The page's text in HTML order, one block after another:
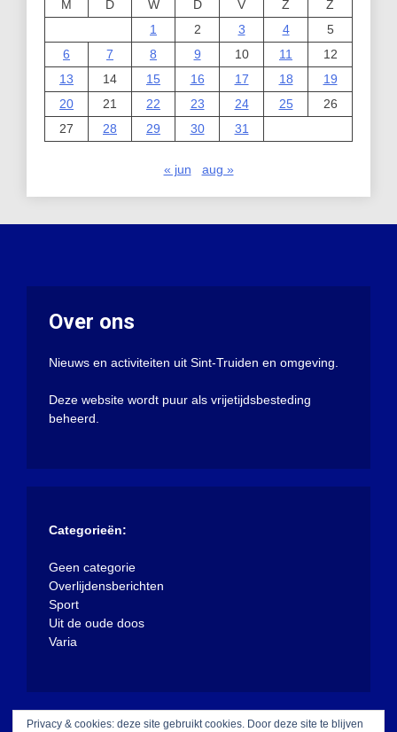
M
D W D V Z
Z
1
2 3 4
5
6
7 8 9 10 11
12
13
14 15 16 17 18
19
20
21 22 23 24 25
26
27
28 29 30 31
« jun aug »
Over ons
Nieuws en activiteiten uit Sint-Truiden en omgeving.
Deze website wordt puur als vrijetijdsbesteding
beheerd.
Categorieën:
Geen categorie
Overlijdensberichten
Sport
Uit de oude doos
Varia
Privacy & cookies: deze site gebruikt cookies. Door deze site te blijven